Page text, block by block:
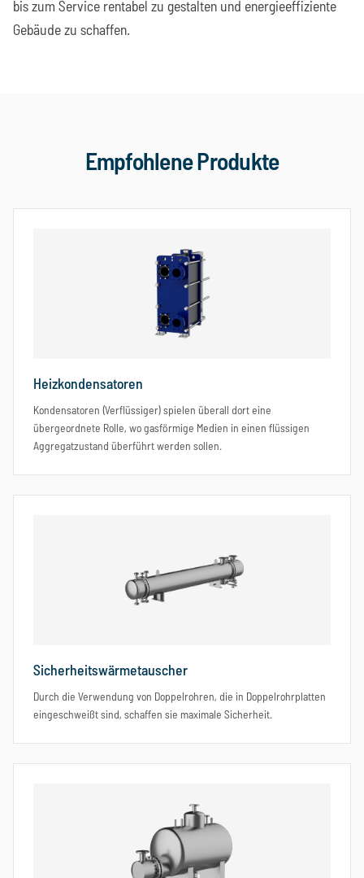
bis zum Service rentabel zu gestalten und energieeffiziente
Gebäude zu schaffen.
Empfohlene Produkte
Heizkondensatoren
Kondensatoren (Verflüssiger) spielen überall dort eine
übergeordnete Rolle, wo gasförmige Medien in einen flüssigen
Aggregatzustand überführt werden sollen.
Sicherheitswärmetauscher
Durch die Verwendung von Doppelrohren, die in Doppelrohrplatten
eingeschweißt sind, schaffen sie maximale Sicherheit.